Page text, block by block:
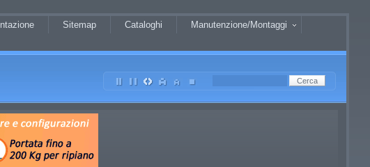
Sitemap Cataloghi
Manutenzione/Montaggi